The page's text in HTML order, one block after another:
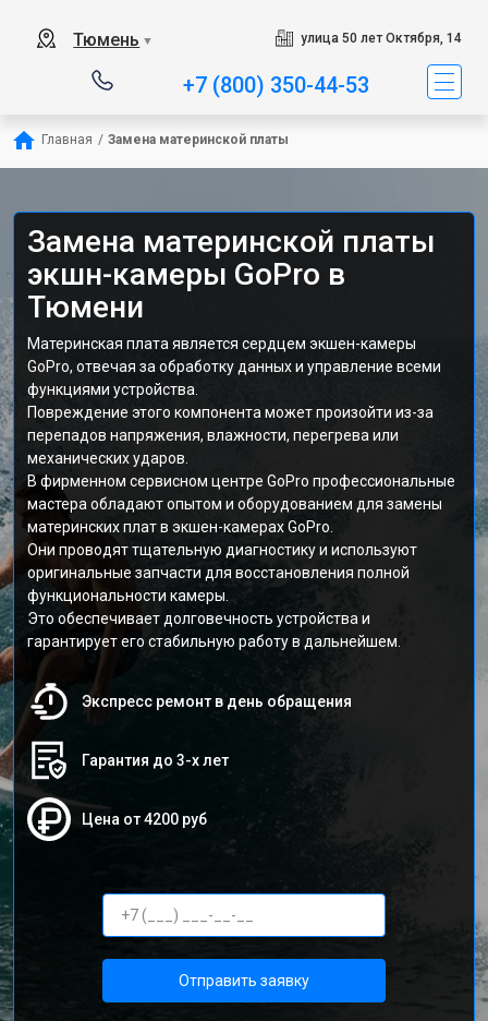
Тюмень ▼ улица 50 лет Октября, 14
+7 (800) 350-44-53
Главная / Замена материнской платы
Замена материнской платы
экшн-камеры GoPro в
Тюмени
Материнская плата является сердцем экшен-камеры
GoPro, отвечая за обработку данных и управление всеми
функциями устройства.
Повреждение этого компонента может произойти из-за
перепадов напряжения, влажности, перегрева или
механических ударов.
В фирменном сервисном центре GoPro профессиональные
мастера обладают опытом и оборудованием для замены
материнских плат в экшен-камерах GoPro.
Они проводят тщательную диагностику и используют
оригинальные запчасти для восстановления полной
функциональности камеры.
Это обеспечивает долговечность устройства и
гарантирует его стабильную работу в дальнейшем.
Экспресс ремонт в день обращения
Гарантия до 3-х лет
Цена от 4200 руб
Отправить заявку